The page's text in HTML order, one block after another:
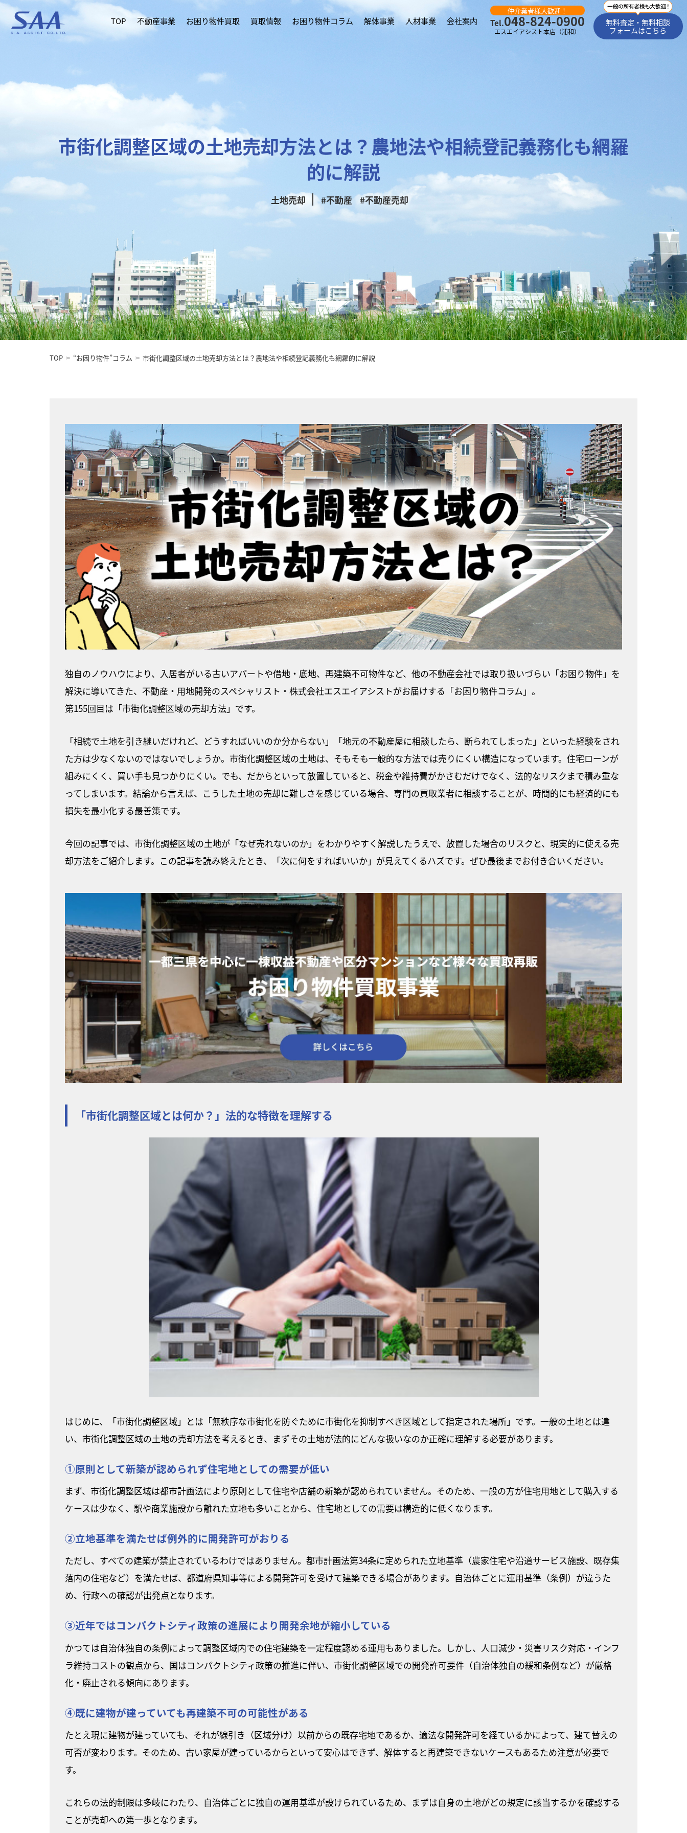
TOP 不動産事業 お困り物件買取 買取情報 お困り物件コラム 解体事業 人材事業 会社案内
仲介業者様大歓迎！
Tel.048-824-0900
エスエイアシスト本店（浦和）
無料査定・無料相談
フォームはこちら
市街化調整区域の土地売却方法とは？農地法や相続登記義務化も網羅
的に解説
土地売却 #不動産 #不動産売却
TOP “お困り物件”コラム 市街化調整区域の土地売却方法とは？農地法や相続登記義務化も網羅的に解説
独自のノウハウにより、入居者がいる古いアパートや借地・底地、再建築不可物件など、他の不動産会社では取り扱いづらい「お困り物件」を
解決に導いてきた、不動産・用地開発のスペシャリスト・株式会社エスエイアシストがお届けする「お困り物件コラム」。
第155回目は「市街化調整区域の売却方法」です。
「相続で土地を引き継いだけれど、どうすればいいのか分からない」「地元の不動産屋に相談したら、断られてしまった」といった経験をされ
た方は少なくないのではないでしょうか。市街化調整区域の土地は、そもそも一般的な方法では売りにくい構造になっています。住宅ローンが
組みにくく、買い手も見つかりにくい。でも、だからといって放置していると、税金や維持費がかさむだけでなく、法的なリスクまで積み重な
ってしまいます。結論から言えば、こうした土地の売却に難しさを感じている場合、専門の買取業者に相談することが、時間的にも経済的にも
損失を最小化する最善策です。
今回の記事では、市街化調整区域の土地が「なぜ売れないのか」をわかりやすく解説したうえで、放置した場合のリスクと、現実的に使える売
却方法をご紹介します。この記事を読み終えたとき、「次に何をすればいいか」が見えてくるハズです。ぜひ最後までお付き合いください。
「市街化調整区域とは何か？」法的な特徴を理解する
はじめに、「市街化調整区域」とは「無秩序な市街化を防ぐために市街化を抑制すべき区域として指定された場所」です。一般の土地とは違
い、市街化調整区域の土地の売却方法を考えるとき、まずその土地が法的にどんな扱いなのか正確に理解する必要があります。
①原則として新築が認められず住宅地としての需要が低い
まず、市街化調整区域は都市計画法により原則として住宅や店舗の新築が認められていません。そのため、一般の方が住宅用地として購入する
ケースは少なく、駅や商業施設から離れた立地も多いことから、住宅地としての需要は構造的に低くなります。
②立地基準を満たせば例外的に開発許可がおりる
ただし、すべての建築が禁止されているわけではありません。都市計画法第34条に定められた立地基準（農家住宅や沿道サービス施設、既存集
落内の住宅など）を満たせば、都道府県知事等による開発許可を受けて建築できる場合があります。自治体ごとに運用基準（条例）が違うた
め、行政への確認が出発点となります。
③近年ではコンパクトシティ政策の進展により開発余地が縮小している
かつては自治体独自の条例によって調整区域内での住宅建築を一定程度認める運用もありました。しかし、人口減少・災害リスク対応・インフ
ラ維持コストの観点から、国はコンパクトシティ政策の推進に伴い、市街化調整区域での開発許可要件（自治体独自の緩和条例など）が厳格
化・廃止される傾向にあります。
④既に建物が建っていても再建築不可の可能性がある
たとえ現に建物が建っていても、それが線引き（区域分け）以前からの既存宅地であるか、適法な開発許可を経ているかによって、建て替えの
可否が変わります。そのため、古い家屋が建っているからといって安心はできず、解体すると再建築できないケースもあるため注意が必要で
す。
これらの法的制限は多岐にわたり、自治体ごとに独自の運用基準が設けられているため、まずは自身の土地がどの規定に該当するかを確認する
ことが売却への第一歩となります。